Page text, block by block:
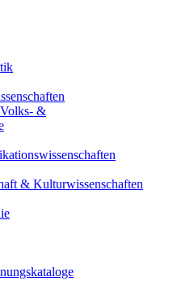
Volks- &
& Kulturwissenschaften